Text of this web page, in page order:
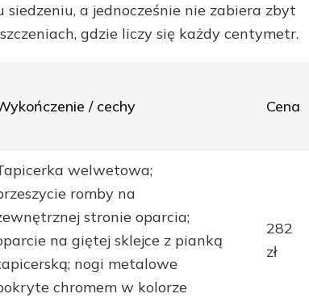
a jednocześnie nie zabiera zbyt
gdzie liczy się każdy centymetr.
/ cechy Cena
welwetowa;
romby na
stronie oparcia;
na giętej sklejce z pianką
nogi metalowe
chromem w kolorze
282
zł